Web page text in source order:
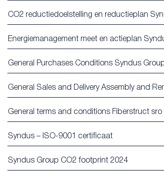
CO2 reductiedoelstelling en reductieplan
Energiemanagement meet en actieplan
General Purchases Conditions Syndus
General Sales and Delivery Assembly and
General terms and conditions Fiberstruct sro
Syndus – ISO-9001 certificaat
Syndus Group CO2 footprint 2024